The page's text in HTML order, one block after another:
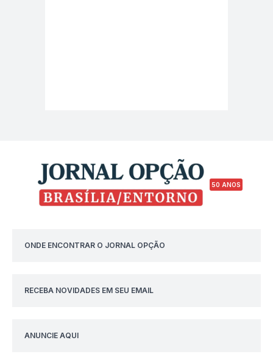
50 ANOS
ONDE ENCONTRAR O JORNAL OPÇÃO
RECEBA NOVIDADES EM SEU EMAIL
ANUNCIE AQUI